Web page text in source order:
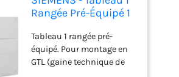
Rangée Pré-Équipé 1
Disjoncteurs
Tableau 1 rangée pré-
équipé. Pour montage en
GTL (gaine technique de